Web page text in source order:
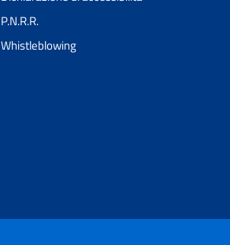
P.N.R.R.
Whistleblowing